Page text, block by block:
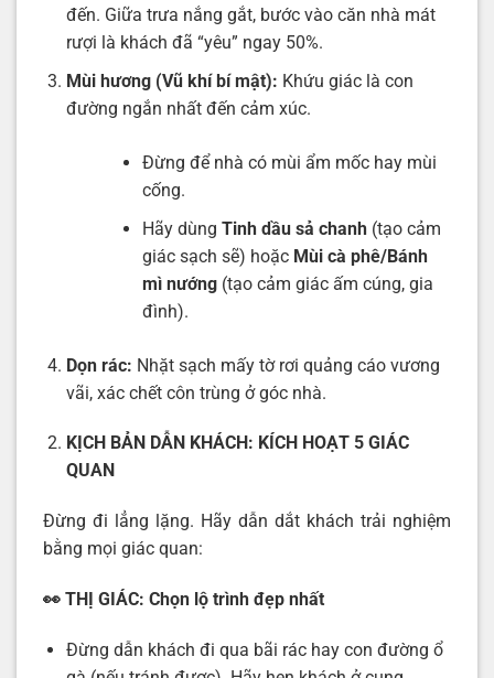
đến. Giữa trưa nắng gắt, bước vào căn nhà mát
rượi là khách đã “yêu” ngay 50%.
Mùi hương (Vũ khí bí mật): Khứu giác là con
đường ngắn nhất đến cảm xúc.
Đừng để nhà có mùi ẩm mốc hay mùi
cống.
Hãy dùng Tinh dầu sả chanh(tạo cảm
giác sạch sẽ) hoặc Mùi cà phê/Bánh
mì nướng(tạo cảm giác ấm cúng, gia
đình).
Dọn rác: Nhặt sạch mấy tờ rơi quảng cáo vương
vãi, xác chết côn trùng ở góc nhà.
KỊCH BẢN DẪN KHÁCH: KÍCH HOẠT 5 GIÁC
QUAN
Đừng đi lẳng lặng. Hãy dẫn dắt khách trải nghiệm
bằng mọi giác quan:
👀 THỊ GIÁC: Chọn lộ trình đẹp nhất
Đừng dẫn khách đi qua bãi rác hay con đường ổ